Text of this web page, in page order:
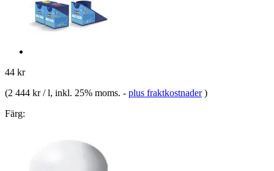
44 kr
(2 444 kr / l, inkl. 25% moms. - plus fraktkostnader )
Färg: